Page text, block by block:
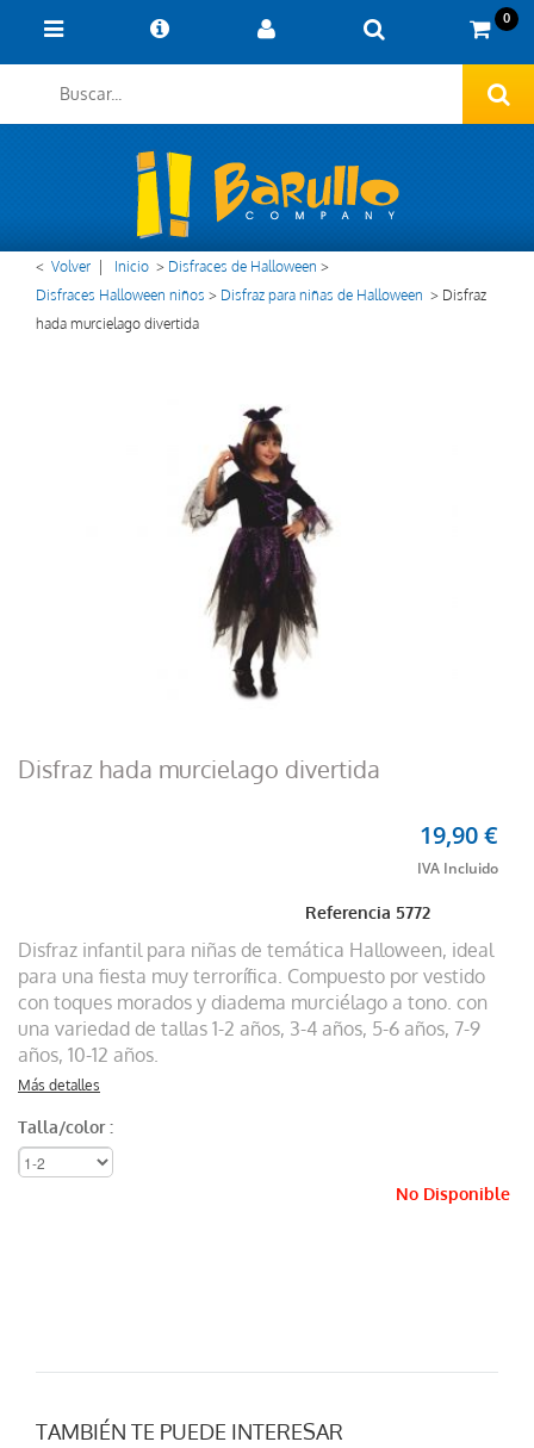
0
< Volver Inicio > Disfraces de Halloween >
Disfraces Halloween niños > Disfraz para niñas de Halloween > Disfraz
hada murcielago divertida
Disfraz hada murcielago divertida
Referencia 5772
19,90 €
Disfraz infantil para niñas de temática Halloween, ideal
para una fiesta muy terrorífica. Compuesto por vestido
con toques morados y diadema murciélago a tono. con
una variedad de tallas 1-2 años, 3-4 años, 5-6 años, 7-9
años, 10-12 años.
Más detalles
Talla/color :
No Disponible
TAMBIÉN TE PUEDE INTERESAR